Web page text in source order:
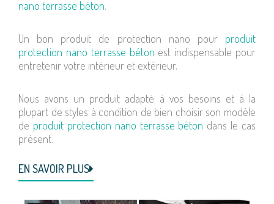
nano terrasse béton.
Un bon produit de protection nano pour produit
protection nano terrasse béton est indispensable pour
entretenir votre intérieur et extérieur.
Nous avons un produit adapté à vos besoins et à la
plupart de styles à condition de bien choisir son modèle
de produit protection nano terrasse béton dans le cas
présent.
EN SAVOIR PLUS